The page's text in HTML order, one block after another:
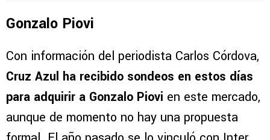
Gonzalo Piovi
Con información del periodista Carlos Córdova,
Cruz Azul ha recibido sondeos en estos días
para adquirir a Gonzalo Piovi en este mercado,
aunque de momento no hay una propuesta